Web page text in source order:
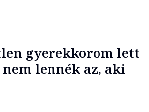
gyerekkorom lett
lennék az, aki